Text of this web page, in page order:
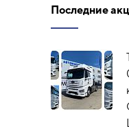
Последние